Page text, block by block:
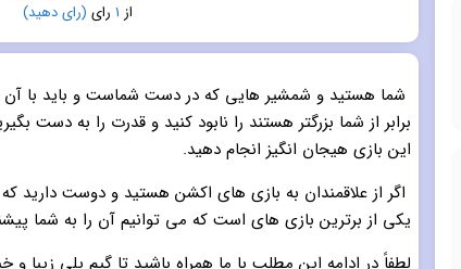
5.0 از 5 از 1 رای (رای دهید)
شما هستید و شمشیر هایی که در دست شماست و باید با آن
برابر از شما بزرگتر هستند را نابود کنید و قدرت را به دست
این بازی هیجان انگیز انجام دهید.
اگر از علاقمندان به بازی های اکشن هستید و دوست دارید
یکی از برترین بازی های است که می توانیم آن را به شما
لطفاً در ادامه این مطلب با ما همراه باشید تا گیم پلی زیبا و